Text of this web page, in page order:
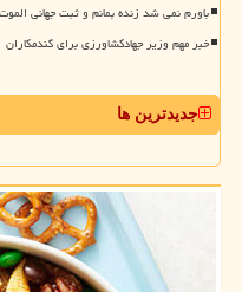
باورم نمی شد زنده بمانم و ثبت جهانی
خبر مهم وزیر جهادکشاورزی برای گندمکاران
جدیدترین ها